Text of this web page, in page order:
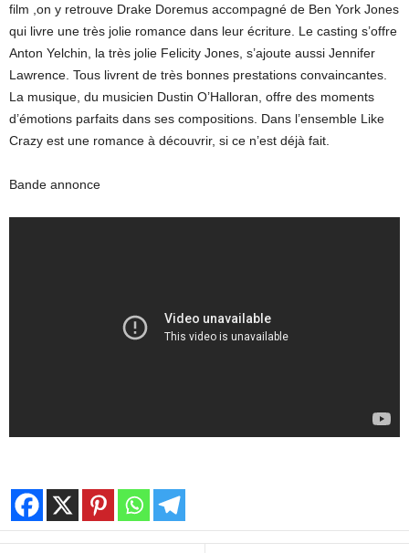
film ,on y retrouve Drake Doremus accompagné de Ben York Jones
qui livre une très jolie romance dans leur écriture. Le casting s’offre
Anton Yelchin, la très jolie Felicity Jones, s’ajoute aussi Jennifer
Lawrence. Tous livrent de très bonnes prestations convaincantes.
La musique, du musicien Dustin O’Halloran, offre des moments
d’émotions parfaits dans ses compositions. Dans l’ensemble Like
Crazy est une romance à découvrir, si ce n’est déjà fait.
Bande annonce